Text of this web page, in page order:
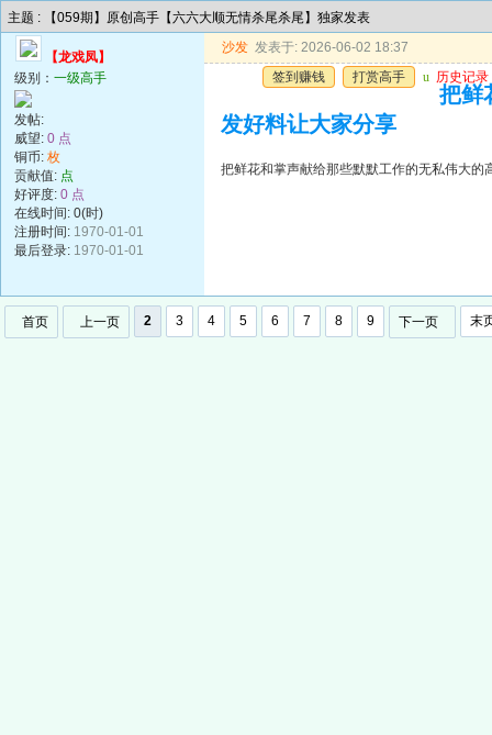
主题 : 【059期】原创高手【六六大顺无情杀尾杀尾】独家发表
【龙戏凤】
级别： 一级高手
发帖:
威望: 0 点
铜币: 枚
贡献值: 点
好评度: 0 点
在线时间: 0(时)
注册时间: 1970-01-01
最后登录: 1970-01-01
沙发 发表于: 2026-06-02 18:37
签到赚钱
打赏高手 u 历史记录
把鲜
发好料让大家分享
把鲜花和掌声献给那些默默工作的无私伟大的
首页 上一页 2 3 4 5 6 7 8 9 下一页 末